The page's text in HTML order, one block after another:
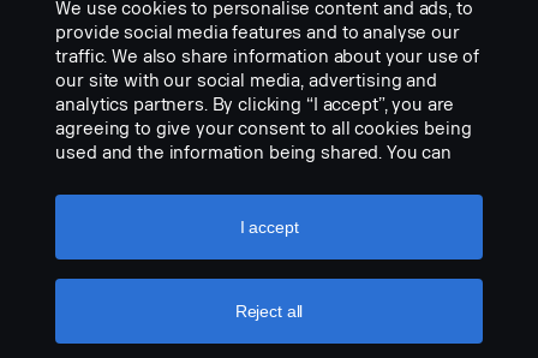
Skrzynka przyłączeniowa
Nr kat.:1903617
Part Description:
Brak dostępnego opisu
We use cookies to personalise content and ads, to
provide social media features and to analyse our
traffic. We also share information about your use of
our site with our social media, advertising and
analytics partners. By clicking “I accept”, you are
agreeing to give your consent to all cookies being
used and the information being shared. You can
settings” and selecting the categories you’d like to
accept. For a more detailed explanation of how we
Reject all
I accept